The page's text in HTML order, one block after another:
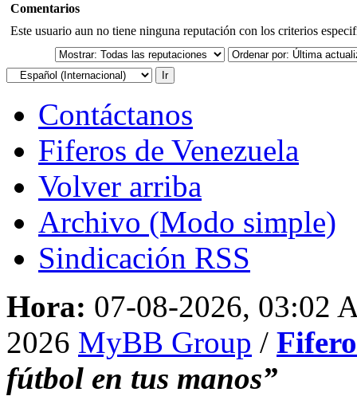
Comentarios
Este usuario aun no tiene ninguna reputación con los criterios
Contáctanos
Fiferos de Venezuela
Volver arriba
Archivo (Modo simple)
Sindicación RSS
Hora: 07-08-2026, 03:02
2026 MyBB Group /
fútbol en tus manos”